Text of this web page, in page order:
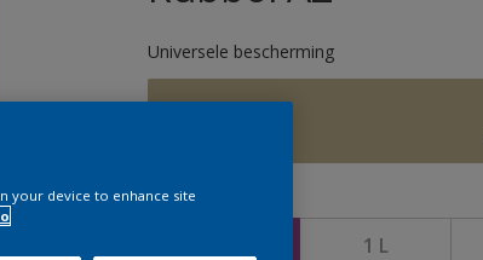
Universele bescherming
Grootte
1 L
your device to enhance site